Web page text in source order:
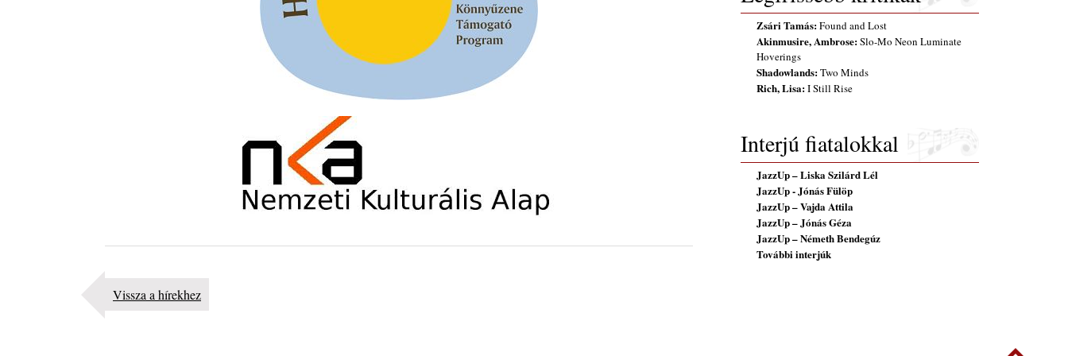
Ma 40 éves Gyarmati Gábor és 54 éves Florian Ross
Vér, tornádó és jazz – megjelent a Daveform Quintet és
Magyar jazzmuzsikus szülők és zenész gyermekeik – 42.
rész: Vörös László + Vörösné Strausz Eszter + Vörös
2026. július 25.
Vissza a hírekhez
Zsári Tamás:Found and Lost
Akinmusire, Ambrose:Slo-Mo Neon Luminate
Hoverings
Shadowlands:Two Minds
Rich, Lisa:I Still Rise
Interjú fiatalokkal
JazzUp – Liska Szilárd Lél
JazzUp - Jónás Fülöp
JazzUp – Vajda Attila
JazzUp – Jónás Géza
JazzUp – Németh Bendegúz
További interjúk